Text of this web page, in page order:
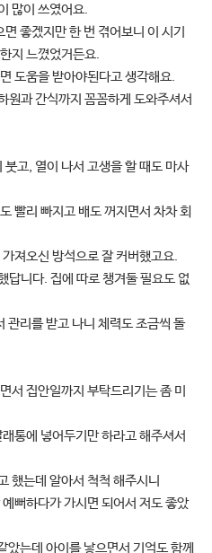
많이 쓰였어요.
좋겠지만 한 번 겪어보니 이 시기
지 느꼈었거든요.
도움을 받아야된다고 생각해요.
원과 간식까지 꼼꼼하게 도와주셔서
고, 열이 나서 고생을 할 때도 마사
빨리 빠지고 배도 꺼지면서 차차 회
져오신 방석으로 잘 커버했고요.
답니다. 집에 따로 챙겨둘 필요도 없
관리를 받고 나니 체력도 조금씩 돌
서 집안일까지 부탁드리기는 좀 미
통에 넣어두기만 하라고 해주셔서
했는데 알아서 척척 해주시니
뻐하다가 가시면 되어서 저도 좋았
았는데 아이를 낳으면서 기억도 함께